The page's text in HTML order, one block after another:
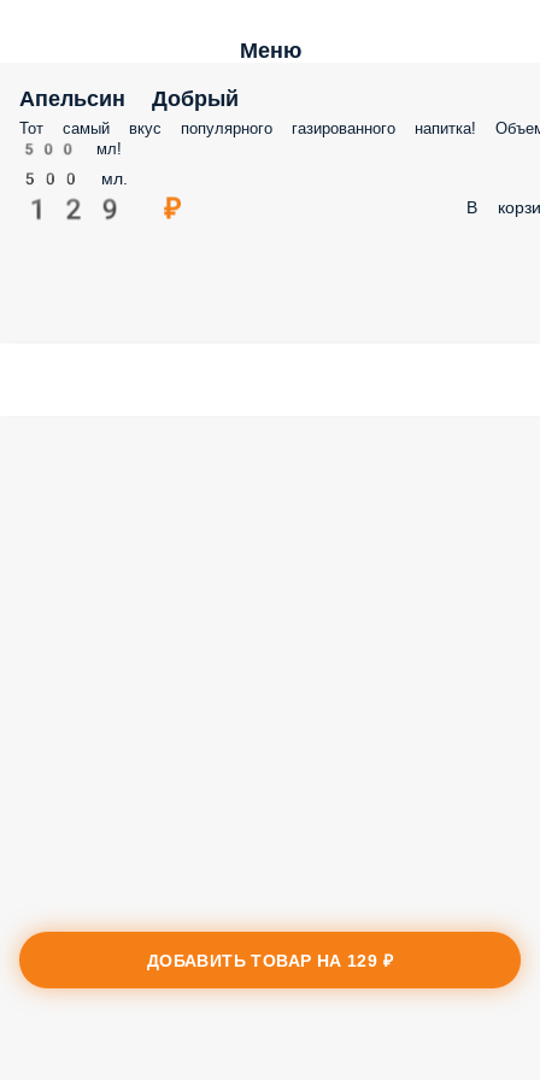
Меню
Апельсин Добрый
Тот самый вкус популярного газированного напитка!
500 мл!
500 мл.
129 ₽ В
ДОБАВИТЬ ТОВАР НА 129 ₽